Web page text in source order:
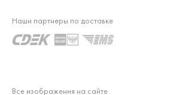
Все изображения на сайте
Наши партнеры по доставке